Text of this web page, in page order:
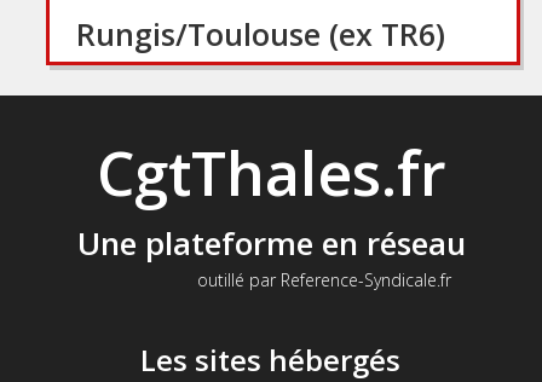
Rungis/Toulouse (ex TR6)
CgtThales.fr
Une plateforme en réseau
outillé par Reference-Syndicale.fr
Les sites hébergés